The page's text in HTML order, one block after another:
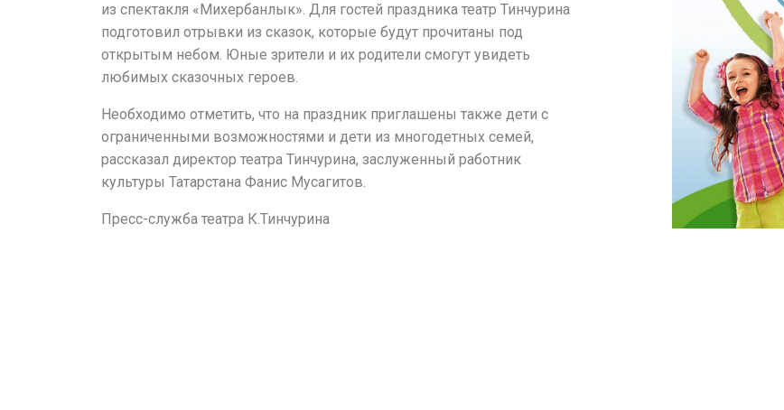
из спектакля «Михербанлык». Для гостей праздника театр Тинчурина
подготовил отрывки из сказок, которые будут прочитаны под
открытым небом. Юные зрители и их родители смогут увидеть
любимых сказочных героев.
Необходимо отметить, что на праздник приглашены также дети с
ограниченными возможностями и дети из многодетных семей,
рассказал директор театра Тинчурина, заслуженный работник
культуры Татарстана Фанис Мусагитов.
Пресс-служба театра К.Тинчурина